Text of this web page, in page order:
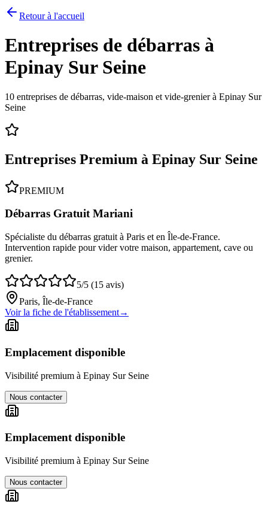
Retour à l'accueil
Entreprises de débarras à
Epinay Sur Seine
10 entreprises de débarras, vide-maison et vide-grenier à Epinay Sur
Seine
Entreprises Premium à Epinay Sur Seine
PREMIUM
Débarras Gratuit Mariani
Spécialiste du débarras gratuit à Paris et en Île-de-France.
Intervention rapide pour vider votre maison, appartement, cave ou
grenier.
5/5 (15 avis)
Paris, Île-de-France
Voir la fiche de l'établissement→
Emplacement disponible
Visibilité premium à Epinay Sur Seine
Nous contacter
Emplacement disponible
Visibilité premium à Epinay Sur Seine
Nous contacter